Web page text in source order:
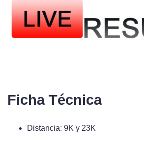
Ficha Técnica
Distancia: 9K y 23K